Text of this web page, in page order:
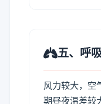
五、呼
风力较大，空
期昼夜温差较